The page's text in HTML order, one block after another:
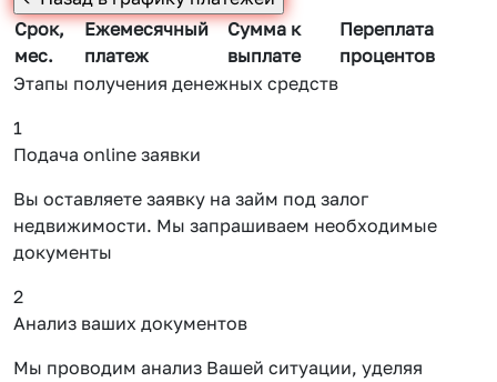
Срок,
мес.
Ежемесячный
платеж
Сумма к
выплате
Переплата
процентов
Этапы получения денежных средств
1
Подача online заявки
Вы оставляете заявку на займ под залог
недвижимости. Мы запрашиваем необходимые
документы
2
Анализ ваших документов
Мы проводим анализ Вашей ситуации, уделяя